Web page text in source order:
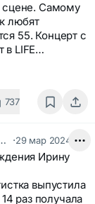
сцене. Самому
любят
55. Концерт с
в LIFE…
737
·29 мар 2024
Ирину
выпустила
раз получала